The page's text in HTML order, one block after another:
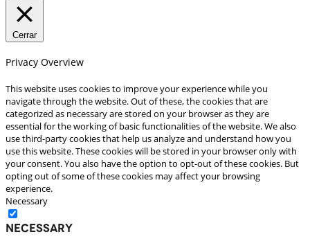
Cerrar
Privacy Overview
This website uses cookies to improve your experience while you
navigate through the website. Out of these, the cookies that are
categorized as necessary are stored on your browser as they are
essential for the working of basic functionalities of the website. We also
use third-party cookies that help us analyze and understand how you
use this website. These cookies will be stored in your browser only with
your consent. You also have the option to opt-out of these cookies. But
opting out of some of these cookies may affect your browsing
experience.
Necessary
Necessary